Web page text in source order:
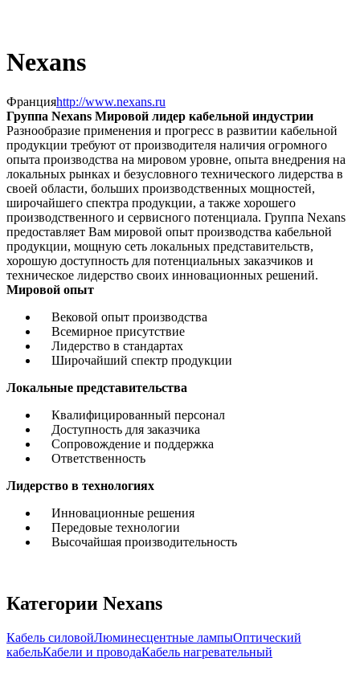
Nexans
Францияhttp://www.nexans.ru
Группа Nexans Мировой лидер кабельной индустрии
Разнообразие применения и прогресс в развитии кабельной
продукции требуют от производителя наличия огромного
опыта производства на мировом уровне, опыта внедрения на
локальных рынках и безусловного технического лидерства в
своей области, больших производственных мощностей,
широчайшего спектра продукции, а также хорошего
производственного и сервисного потенциала. Группа Nexans
предоставляет Вам мировой опыт производства кабельной
продукции, мощную сеть локальных представительств,
хорошую доступность для потенциальных заказчиков и
техническое лидерство своих инновационных решений.
Мировой опыт
Вековой опыт производства
Всемирное присутствие
Лидерство в стандартах
Широчайший спектр продукции
Локальные представительства
Квалифицированный персонал
Доступность для заказчика
Сопровождение и поддержка
Ответственность
Лидерство в технологиях
Инновационные решения
Передовые технологии
Высочайшая производительность
Категории Nexans
Кабель силовойЛюминесцентные лампыОптический
кабельКабели и проводаКабель нагревательный